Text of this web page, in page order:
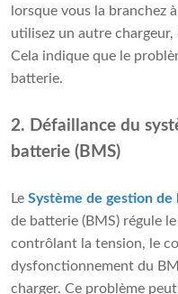
lorsque vous la branchez
utilisez un autre
Cela indique que le
batterie.
2. Défaillance du
batterie (BMS)
Le Système de gestion de
de batterie (BMS) régule
contrôlant la tension, le
dysfonctionnement du
charger. Ce problème